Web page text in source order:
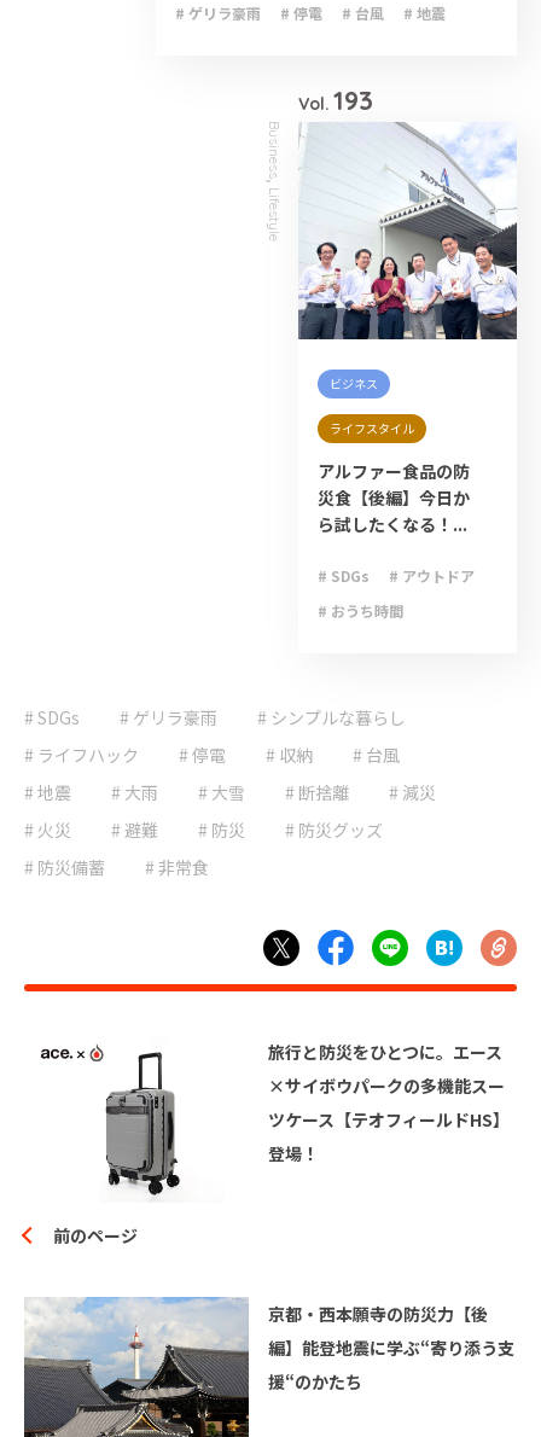
# ゲリラ豪雨
# 停電 # 台風
# 地震
Business
,
Lifestyle
Vol. 193
ビジネス
ライフスタイル
アルファー食品の防
災食【後編】今日か
ら試したくなる！...
# SDGs
# アウトドア
# おうち時間
# ライフハック
# 停電
# 台風
# 地震
# 大雨
# 大雪
# 減災
# 防災備蓄
# 非常食
# SDGs # ゲリラ豪雨
# シンプルな暮らし
# ライフハック
# 停電 # 収納
# 台風
# 地震
# 大雨 # 大雪 # 断捨離
# 減災
# 火災
# 避難 # 防災
# 防災グッズ
# 防災備蓄
# 非常食
旅行と防災をひとつに。エース
×サイボウパークの多機能スー
ツケース【テオフィールドHS】
登場！
前のページ
京都・西本願寺の防災力【後
編】能登地震に学ぶ“寄り添う支
援“のかたち